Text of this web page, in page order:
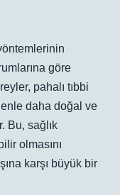
göre
pahalı tıbbi
daha doğal ve
Bu, sağlık
olmasını
karşı büyük bir